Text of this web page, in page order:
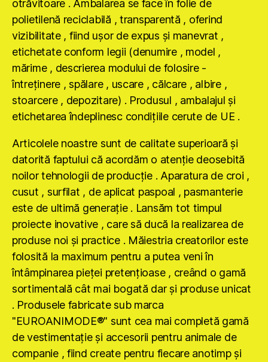
otrăvitoare . Ambalarea se face în folie de
polietilenă reciclabilă , transparentă , oferind
vizibilitate , fiind uşor de expus şi manevrat ,
etichetate conform legii (denumire , model ,
mărime , descrierea modului de folosire -
întreţinere , spălare , uscare , călcare , albire ,
stoarcere , depozitare) . Produsul , ambalajul şi
etichetarea îndeplinesc condiţiile cerute de UE .
Articolele noastre sunt de calitate superioară şi
datorită faptului că acordăm o atenţie deosebită
noilor tehnologii de producţie . Aparatura de croi ,
cusut , surfilat , de aplicat paspoal , pasmanterie
este de ultimă generaţie . Lansăm tot timpul
proiecte inovative , care să ducă la realizarea de
produse noi şi practice . Măiestria creatorilor este
folosită la maximum pentru a putea veni în
întâmpinarea pieţei pretenţioase , creând o gamă
sortimentală cât mai bogată dar şi produse unicat
. Produsele fabricate sub marca
"EUROANIMODE®" sunt cea mai completă gamă
de vestimentaţie şi accesorii pentru animale de
companie , fiind create pentru fiecare anotimp şi